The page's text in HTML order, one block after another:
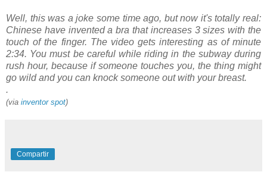
Well, this was a joke some time ago, but now it's totally real:
Chinese have invented a bra that increases 3 sizes with the
touch of the finger. The video gets interesting as of minute
2:34. You must be careful while riding in the subway during
rush hour, because if someone touches you, the thing might
go wild and you can knock someone out with your breast.
.
(via inventor spot)
Compartir